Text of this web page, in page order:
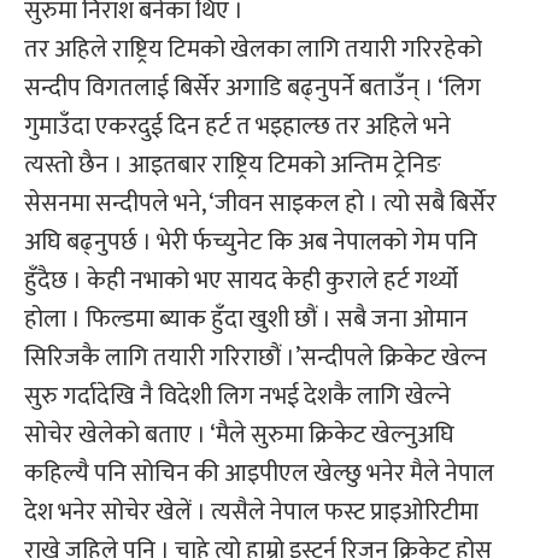
सुरुमा निराश बनेका थिए ।
तर अहिले राष्ट्रिय टिमको खेलका लागि तयारी गरिरहेको
सन्दीप विगतलाई बिर्सेर अगाडि बढ्नुपर्ने बताउँन् । ‘लिग
गुमाउँदा एकरदुई दिन हर्ट त भइहाल्छ तर अहिले भने
त्यस्तो छैन । आइतबार राष्ट्रिय टिमको अन्तिम ट्रेनिङ
सेसनमा सन्दीपले भने, ‘जीवन साइकल हो । त्यो सबै बिर्सेर
अघि बढ्नुपर्छ । भेरी र्फच्युनेट कि अब नेपालको गेम पनि
हुँदैछ । केही नभाको भए सायद केही कुराले हर्ट गर्थ्यो
होला । फिल्डमा ब्याक हुँदा खुशी छौं । सबै जना ओमान
सिरिजकै लागि तयारी गरिराछौं ।’सन्दीपले क्रिकेट खेल्न
सुरु गर्दादेखि नै विदेशी लिग नभई देशकै लागि खेल्ने
सोचेर खेलेको बताए । ‘मैले सुरुमा क्रिकेट खेल्नुअघि
कहिल्यै पनि सोचिन की आइपीएल खेल्छु भनेर मैले नेपाल
देश भनेर सोचेर खेलें । त्यसैले नेपाल फस्ट प्राइओरिटीमा